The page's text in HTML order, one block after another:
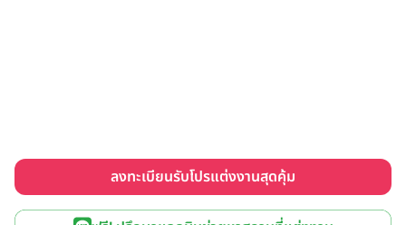
ลงทะเบียนรับโปรแต่งงานสุดคุ้ม